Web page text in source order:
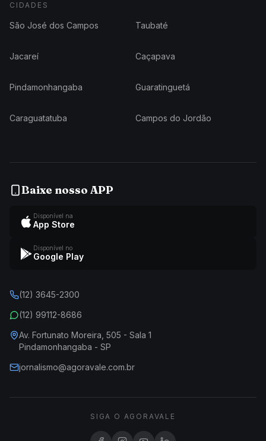
CIDADES
São José dos Campos Taubaté
Jacareí Caçapava
Pindamonhangaba Guaratinguetá
Caraguatatuba Campos do Jordão
Baixe nosso APP
Disponível na
App Store
Disponível no
Google Play
(12) 3645-2300
(12) 99112-8686
Av. Fortunato Moreira, 505 - Sala 1
Pindamonhangaba - SP
jornalismo@agoravale.com.br
SIGA O AGORAVALE